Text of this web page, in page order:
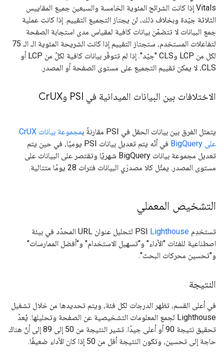
Vitals إذا كانت الشرائح المئوية الخامسة والسبعين جميع المقاييس
الثلاثة جيّدة وبخلاف ذلك، لن يجتاز التجميع التقييم. إذا كانت عملية
جمع البيانات لا تتضمّن بيانات كافية لمقياس مدى استجابة الصفحة
لتفاعلات المستخدم، ستجتاز التقييم إذا كانت الشريحة المئوية الـ الـ 75
لكل من LCP وCLS "جيّد". إذا لم تتوفّر بيانات كافية لكلّ من LCP أو
CLS، لا يمكن تقييم التجميع على مستوى الصفحة أو المصدر.
الاختلافات بين البيانات الميدانية في PSI وCr UX
يتمثل الفرق بين بيانات الحقل في PSI مقارنةً ب
مجموعة بيانات CrUX
على BigQuery
في أنّه يتم تعديل بيانات PSI يوميًا، في حين يتم
تعديل مجموعة بيانات BigQuery شهريًا وتقتصر على البيانات على
مستوى المصدر. يمثّل كلا مصدرَي البيانات فترات 28 يومًا متتالية.
التشخيص المعملي
تستخدِم PSI Lighthouse
لتحليل عنوان URL المحدّد في بيئة
اصطناعية للفئات "الأداء" و"تسهيل الاستخدام" و"أفضل الممارسات"
و"تحسين محركات البحث".
النتيجة
في أعلى القسم، تظهر الدرجات لكل فئة، ويتم تحديدها من خلال تشغيل
Lighthouse لجمع المعلومات التشخيصية عن الصفحة وتحليلها. يُعدّ
تحقيق نتيجة 90 أو أعلى جيدًا. تشير النتيجة من 50 إلى 89 إلى أنّ هناك
حاجة إلى تحسين، وتكون النتيجة أقل من 50 إذا كان الأداء ضعيفًا.